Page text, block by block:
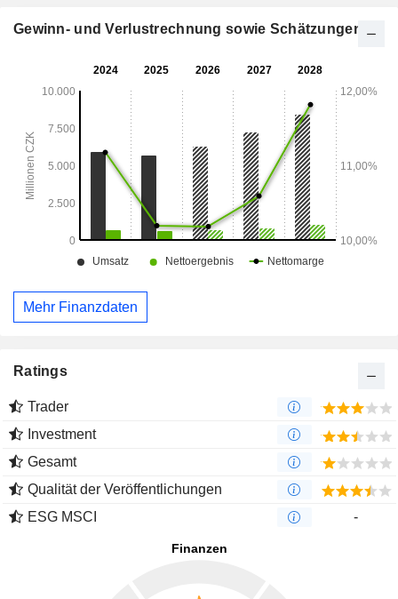
Gewinn- und Verlustrechnung sowie Schätzungen
Mehr Finanzdaten
Ratings
Trader
Investment
Gesamt
Qualität der Veröffentlichungen
ESG MSCI
-